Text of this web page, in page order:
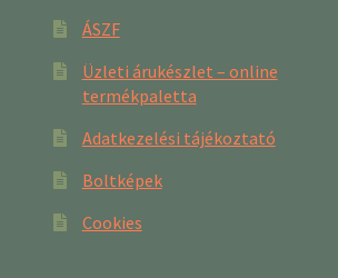
ÁSZF
Üzleti árukészlet – online
termékpaletta
Adatkezelési tájékoztató
Boltképek
Cookies